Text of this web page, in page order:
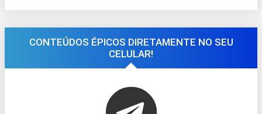
CONTEÚDOS ÉPICOS DIRETAMENTE NO SEU
CELULAR!